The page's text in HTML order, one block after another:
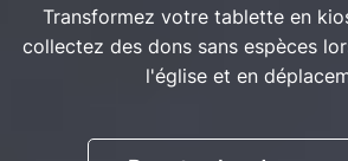
Transformez votre tablette en
collectez des dons sans espèces
l'église et en